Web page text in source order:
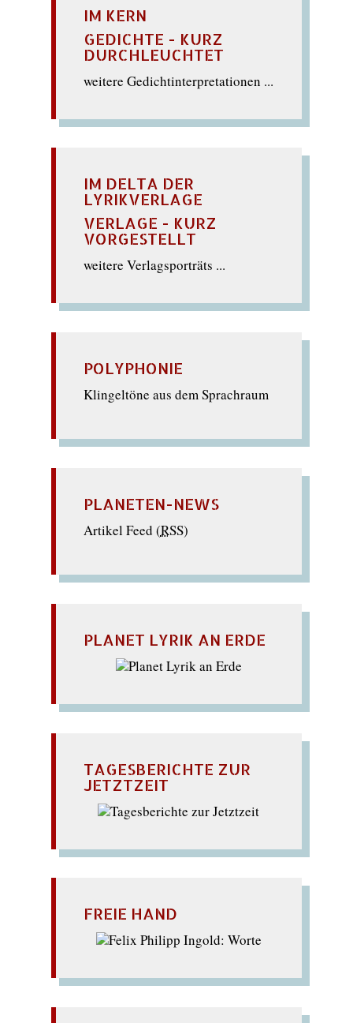
IM KERN
GEDICHTE - KURZ
DURCHLEUCHTET
weitere Gedichtinterpretationen ...
IM DELTA DER
LYRIKVERLAGE
VERLAGE - KURZ
VORGESTELLT
weitere Verlagsporträts ...
POLYPHONIE
Klingeltöne aus dem Sprachraum
PLANETEN-NEWS
Artikel Feed (RSS)
PLANET LYRIK AN ERDE
TAGESBERICHTE ZUR
JETZTZEIT
FREIE HAND